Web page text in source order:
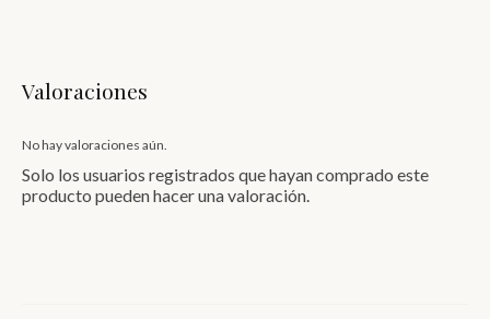
Valoraciones
No hay valoraciones aún.
Solo los usuarios registrados que hayan comprado este
producto pueden hacer una valoración.